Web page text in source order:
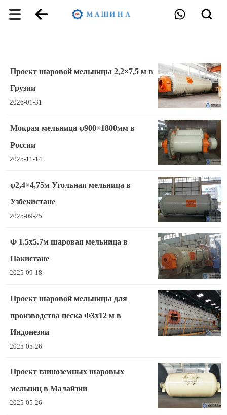
Проект шаровой мельницы 2,2×7,5 м в
Грузии
2026-01-31
Мокрая мельница φ900×1800мм в
России
2025-11-14
φ2,4×4,75м Угольная мельница в
Узбекистане
2025-09-25
Φ 1.5x5.7м шаровая мельница в
Пакистане
2025-09-18
Проект шаровой мельницы для
производства песка Φ3x12 м в
Индонезии
2025-05-26
Проект глиноземных шаровых
мельниц в Малайзии
2025-05-26